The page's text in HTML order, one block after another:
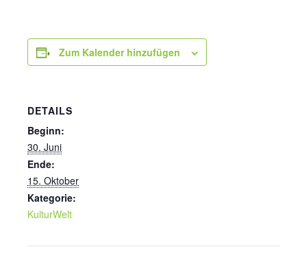
Zum Kalender hinzufügen
DETAILS
Beginn:
30. Juni
Ende:
15. Oktober
Kategorie:
KulturWelt